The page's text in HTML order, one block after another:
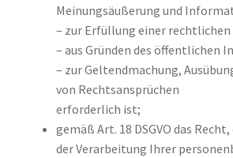
Meinungsäußerung und
– zur Erfüllung einer
– aus Gründen des öffentlichen
– zur Geltendmachung,
von Rechtsansprüchen
erforderlich ist;
gemäß Art. 18 DSGVO das
der Verarbeitung Ihrer